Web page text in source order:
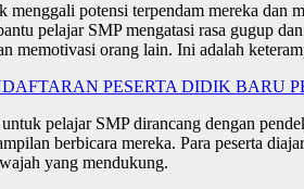
menggali potensi terpendam mereka dan
pelajar SMP mengatasi rasa gugup
memotivasi orang lain. Ini adalah
PESERTA DIDIK BARU
pelajar SMP dirancang dengan
berbicara mereka. Para peserta
yang mendukung.